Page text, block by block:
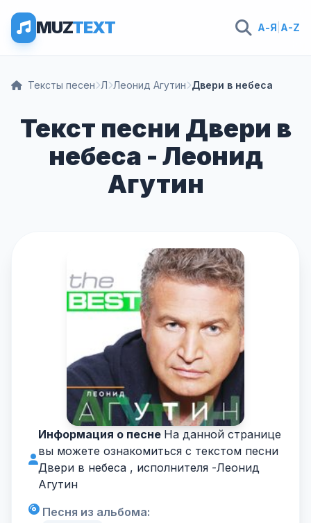
MUZTEXT А-Я A-Z
Тексты песен Л Леонид Агутин Двери в небеса
Текст песни Двери в
небеса - Леонид
Агутин
Информация о песне На данной странице
вы можете ознакомиться с текстом песни
Двери в небеса , исполнителя -Леонид
Агутин
Песня из альбома: